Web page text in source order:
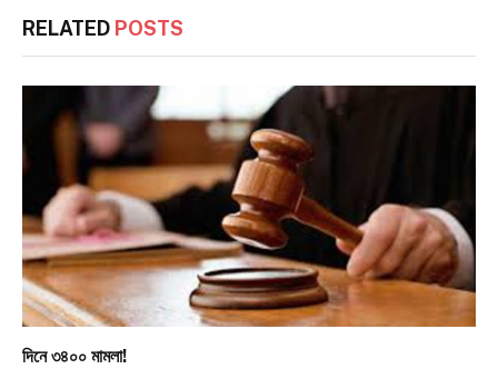
RELATED POSTS
দিনে ৩৪০০ মামলা!